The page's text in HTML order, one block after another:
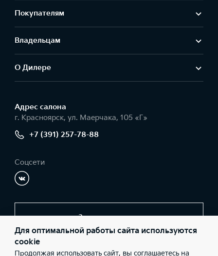
Покупателям
Владельцам
О Дилере
Адрес салонa
г. Красноярск, ул. Маерчака, 105 «Г»
+7 (391) 257-78-88
Соцсети
Заказать звонок
Для оптимальной работы сайта используются
cookie
Продолжая использовать сайт, вы соглашаетесь на